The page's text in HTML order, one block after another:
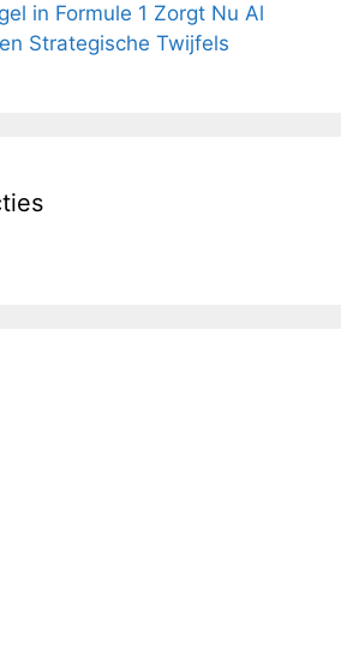
in Formule 1 Zorgt Nu Al
Strategische Twijfels